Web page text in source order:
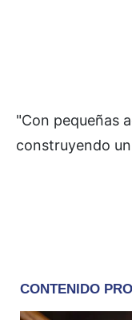
"Con pequeñas
construyendo